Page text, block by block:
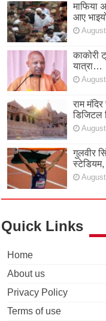
माफिया
आए
काकोरी
यात्रा…
राम
डिजिटल
गुलवीर
Quick Links
Home
About us
Privacy Policy
Terms of use